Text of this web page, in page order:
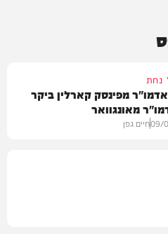
נחת
מפינסק קארלין ביקר
מאונגוואר
09/חיים גפן